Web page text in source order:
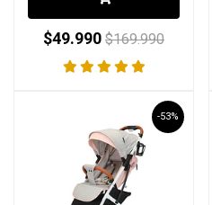
$49.990 $169.990
-53%